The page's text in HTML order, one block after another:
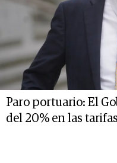
Paro portuario: El
del 20% en las tarifas